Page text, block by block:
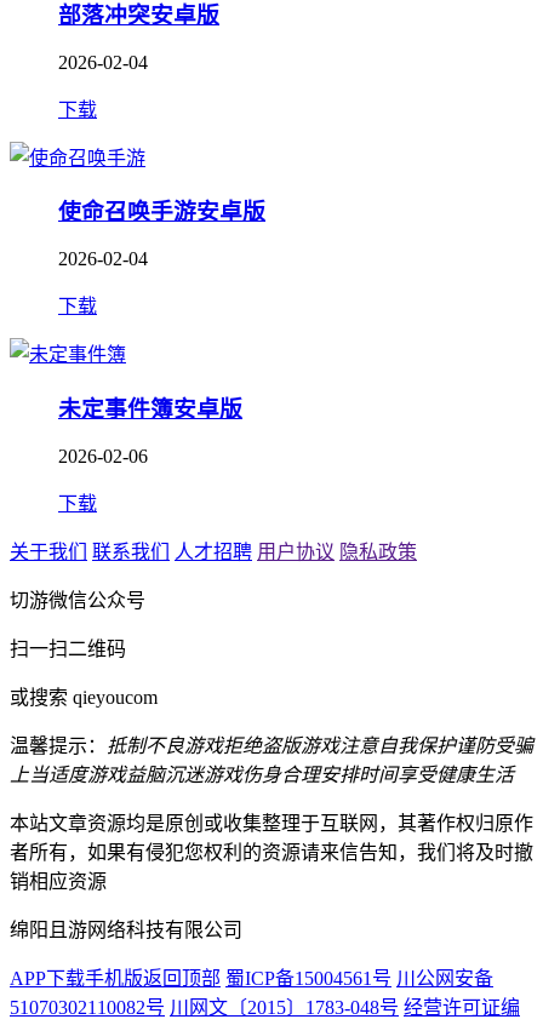
部落冲突安卓版
2026-02-04
下载
使命召唤手游安卓版
2026-02-04
下载
未定事件簿安卓版
2026-02-06
下载
关于我们 联系我们 人才招聘 用户协议 隐私政策
切游微信公众号
扫一扫二维码
或搜索 qieyoucom
温馨提示： 抵制不良游戏拒绝盗版游戏注意自我保护谨防受骗
上当适度游戏益脑沉迷游戏伤身合理安排时间享受健康生活
本站文章资源均是原创或收集整理于互联网，其著作权归原作
者所有，如果有侵犯您权利的资源请来信告知，我们将及时撤
销相应资源
绵阳且游网络科技有限公司
APP下载手机版返回顶部 蜀ICP备15004561号 川公网安备
51070302110082号 川网文〔2015〕1783-048号 经营许可证编